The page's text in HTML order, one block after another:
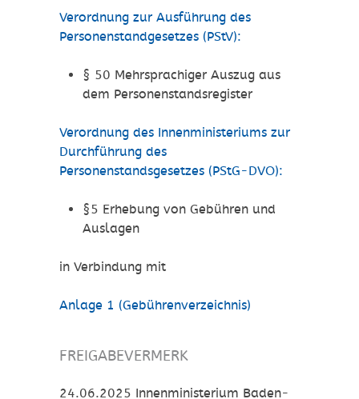
Verordnung zur Ausführung des
Personenstandgesetzes (PStV):
§ 50 Mehrsprachiger Auszug aus
dem Personenstandsregister
Verordnung des Innenministeriums zur
Durchführung des
Personenstandsgesetzes (PStG-DVO):
§5 Erhebung von Gebühren und
Auslagen
in Verbindung mit
Anlage 1 (Gebührenverzeichnis)
FREIGABEVERMERK
24.06.2025 Innenministerium Baden-